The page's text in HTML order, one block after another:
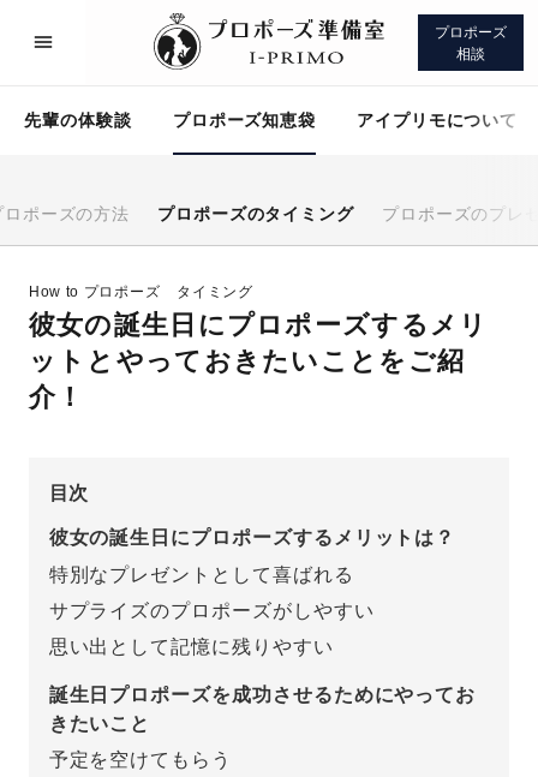
プロポーズ
相談
先輩の体験談 プロポーズ知恵袋 アイプリモについて
ロポーズの方法 プロポーズのタイミング プロポーズのプレ
How to プロポーズ タイミング
彼女の誕生日にプロポーズするメリ
ットとやっておきたいことをご紹
介！
目次
彼女の誕生日にプロポーズするメリットは？
特別なプレゼントとして喜ばれる
サプライズのプロポーズがしやすい
思い出として記憶に残りやすい
誕生日プロポーズを成功させるためにやってお
きたいこと
予定を空けてもらう
プロポーズサポート 先輩の体験談
プロポーズ知恵袋 アイプリモについて
プロポーズサポートの流れ
スペシャルプロポーズイベント
プロポーズアイテム
アイプリモについて